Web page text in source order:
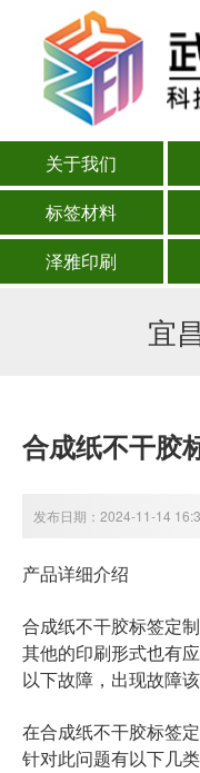
关于我们
标签材料
泽雅印刷
宜
合成纸不干胶
发布日期：2024-11-14
产品详细介绍
合成纸不干胶标签定
其他的印刷形式也有
以下故障，出现故障
在合成纸不干胶标签
针对此问题有以下几